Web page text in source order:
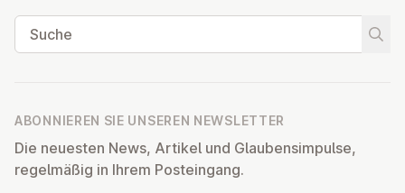
Suche
ABONNIEREN SIE UNSEREN NEWSLETTER
Die neuesten News, Artikel und Glaubensimpulse,
regelmäßig in Ihrem Posteingang.